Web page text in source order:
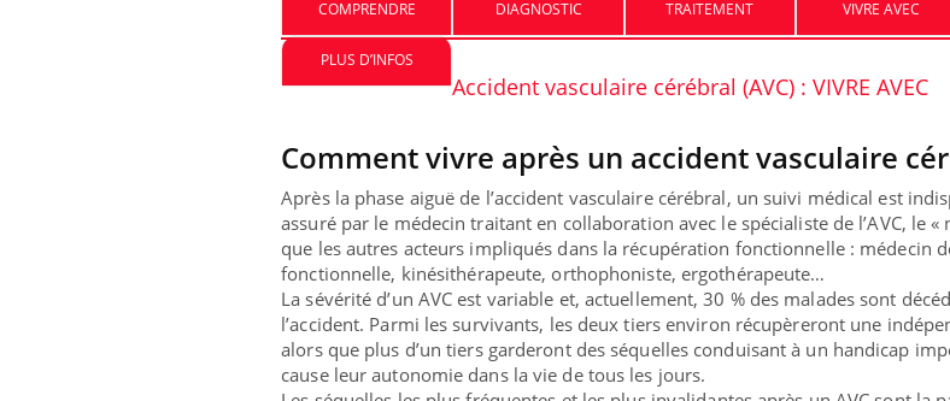
COMPRENDRE DIAGNOSTIC TRAITEMENT VIVRE AVEC
PLUS D’INFOS
Accident vasculaire cérébral (AVC) : VIVRE AVEC
Comment vivre après un accident vasculaire
Après la phase aiguë de l’accident vasculaire cérébral, un suivi médical est
assuré par le médecin traitant en collaboration avec le spécialiste de l’AVC, le «
que les autres acteurs impliqués dans la récupération fonctionnelle : médecin
fonctionnelle, kinésithérapeute, orthophoniste, ergothérapeute…
La sévérité d’un AVC est variable et, actuellement, 30 % des malades sont
l’accident. Parmi les survivants, les deux tiers environ récupèreront une
alors que plus d’un tiers garderont des séquelles conduisant à un handicap
cause leur autonomie dans la vie de tous les jours.
Youtube
Eczéma Chronique des Mains :
expliquer ma maladieYoutube
Il y a des sujets qui sont faciles à aborder...
d'autres non ! D'un côté, poser des questions
sur la maladie d'un proche c'est montrer ...
prévenir
Fatigue,
même